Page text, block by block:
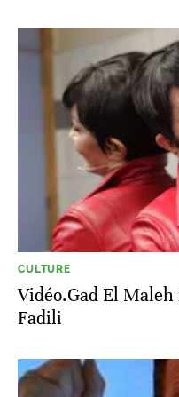
CULTURE
Vidéo.Gad El
Fadili